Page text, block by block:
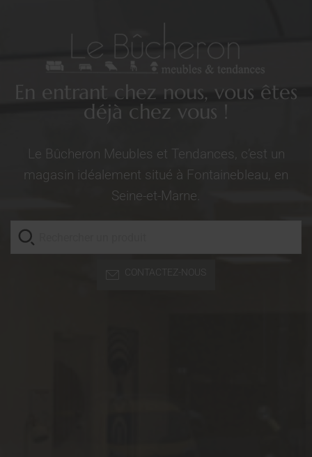
En entrant chez nous, vous êtes
déjà chez vous !
Le Bûcheron Meubles et Tendances, c’est un
magasin idéalement situé à Fontainebleau, en
Seine-et-Marne.
CONTACTEZ-NOUS